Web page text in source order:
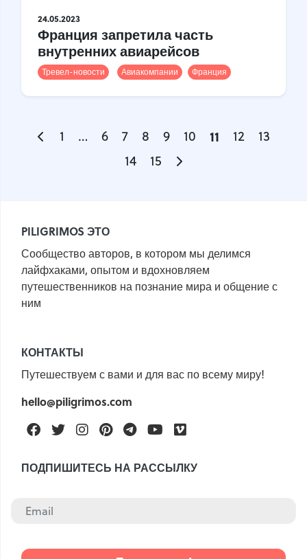
24.05.2023
Франция запретила часть
внутренних авиарейсов
Тревел-новости Авиакомпании Франция
1 … 6 7 8 9 10 11 12
13
14
15
PILIGRIMOS ЭТО
Сообщество авторов, в котором мы делимся
лайфхаками, опытом и вдохновляем
путешественников на познание мира и общение с
ним
КОНТАКТЫ
Путешествуем с вами и для вас по всему миру!
hello@piligrimos.com
FacebookTwitterInstagramPinterestTelegramYoutube
ПОДПИШИТЕСЬ НА РАССЫЛКУ